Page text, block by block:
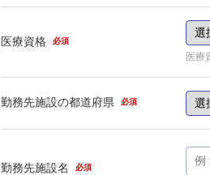
医療資格 必須
医療
勤務先施設の都道府県 必須
勤務先施設名 必須